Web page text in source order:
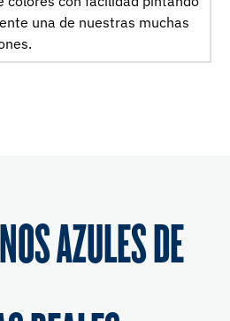
una de nuestras muchas
AZULES DE